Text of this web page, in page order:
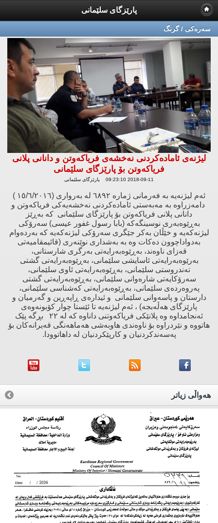
پارێزگای سلێمانی
سه‌ره‌كی / گرنگ
لیژنەی ئامادەکردنی نەخشەی فریاکەوتن و دانانی پلانی
فریاکەوتن بۆ پارێزگای سلێمانی
2018-09-11 09:23:10 پارێزگای سلێمانی
ئەم لیژنەیە بە فەرمانی ژمارە ٦٨٩٢ لە بەرواری (١٥/٦/٢٠١٦ )
دامەزراوە بە مەبەستی ئامادەکردنی نەخشەیەکی فریاکەوتن و
دانانی پلانی فریاکەوتن بۆ پارێزگای سلێمانی کە بەڕێز
بەڕێوەبەری نوسینگەکە (بابا رسول غفور عیسی) سەرۆکی
لیژنەکەیە و خێڵان بەکر جێگری سەرۆکی لیژنەکەیە کە بەردەوام
بەدواداچوون دەکات وە بە بەشداری نوێنەری (قائیمقامیەتی
قەزای ناوەند، بەڕێوەبەرایەتی بەرگری شارستانی،
بەرێوەبەرایەتی ئاسایشی سلێمانی، بەڕێوەبەرایەتی گشتی
تەندروستی سلێمانی، بەڕێوەبەرایەتی ئاوی سلێمانی،
سەرۆکایەتی شارەوانی سلێمانی، بەڕێوەبەرایەتی گشتی
پەروەردەی سلێمانی، بەڕێوەبەرایەتی کەشناسی سلێمانی،
دارستان و پاسەوانی سلێمانی و ئیدارەی ڕاپەڕین و گەرمیان و
پارێزگای هەڵەبجە) ، ئەم لیژنەیە تا ئێستا چوار کۆبونەوەی
ئەنجامداوە وە پلانێکی فریاکەوتنی داناوە کە لە ٢٢ بڕگە پێک
هاتووە و نێردراوە بۆ ناوەندی هاوبەشی هەماهەنگی قەیرانەکان بۆ
پەسەندکردنیان و کارپێکردنیان لە داهاتوودا.
هه‌واڵی زیاتر